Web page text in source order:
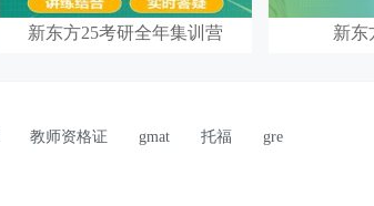
新东方25考研全年集训营 新东
教师资格证 gmat 托福 gre